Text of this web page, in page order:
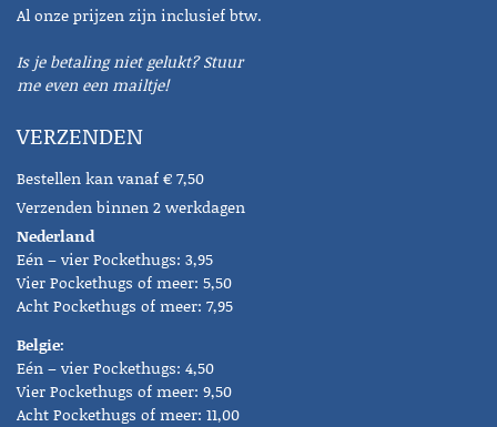
Al onze prijzen zijn inclusief btw.
Is je betaling niet gelukt? Stuur
me even een mailtje!
VERZENDEN
Bestellen kan vanaf € 7,50
Verzenden binnen 2 werkdagen
Nederland
Eén – vier Pockethugs: 3,95
Vier Pockethugs of meer: 5,50
Acht Pockethugs of meer: 7,95
Belgie:
Eén – vier Pockethugs: 4,50
Vier Pockethugs of meer: 9,50
Acht Pockethugs of meer: 11,00